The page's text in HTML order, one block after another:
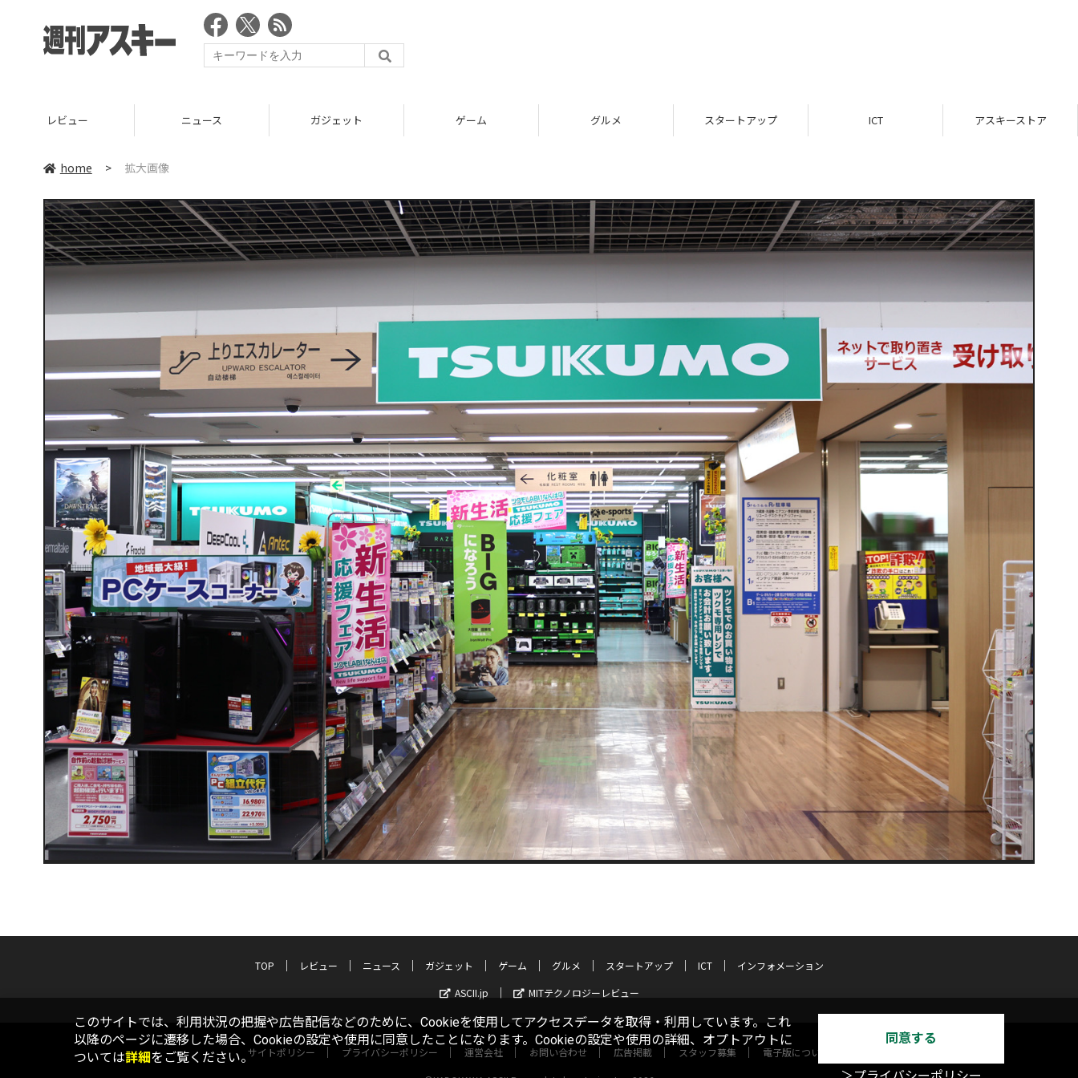
レビュー ニュース ガジェット ゲーム グルメ スタートアップ ICT アスキーストア
home > 拡大画像
TOP レビュー ニュース ガジェット ゲーム グルメ スタートアップ ICT
インフォメーション
ASCII.jp
MITテクノロジーレビュー
サイトポリシー プライバシーポリシー 運営会社 お問い合わせ 広告掲載 スタッフ募集 電子版について
このサイトでは、利用状況の把握や広告配信などのために、Cookieを使用してアクセスデータを取得・利用しています。これ
以降のページに遷移した場合、Cookieの設定や使用に同意したことになります。Cookieの設定や使用の詳細、オプトアウトに
ついては詳細をご覧ください。
同意する